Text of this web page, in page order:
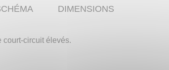
DIMENSIONS
court-circuit élevés.